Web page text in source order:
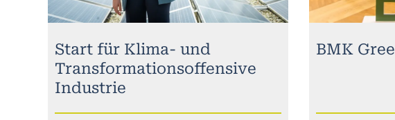
Start für Klima- und
Transformationsoffensive
Industrie
BMK